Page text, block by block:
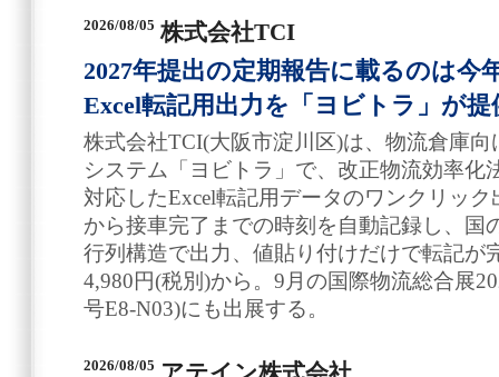
2026/08/05 株式会社TCI
2027年提出の定期報告に載るのは
Excel転記用出力を「ヨビトラ」が提
株式会社TCI(大阪市淀川区)は、物流倉庫
システム「ヨビトラ」で、改正物流効率化
対応したExcel転記用データのワンクリッ
から接車完了までの時刻を自動記録し、
行列構造で出力、値貼り付けだけで転記が
4,980円(税別)から。9月の国際物流総合展
号E8-N03)にも出展する。
2026/08/05